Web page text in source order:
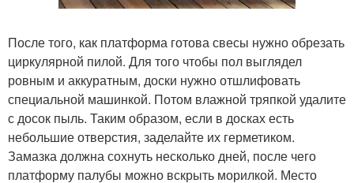
После того, как платформа готова свесы нужно обрезать
циркулярной пилой. Для того чтобы пол выглядел
ровным и аккуратным, доски нужно отшлифовать
специальной машинкой. Потом влажной тряпкой удалите
с досок пыль. Таким образом, если в досках есть
небольшие отверстия, заделайте их герметиком.
Замазка должна сохнуть несколько дней, после чего
платформу палубы можно вскрыть морилкой. Место